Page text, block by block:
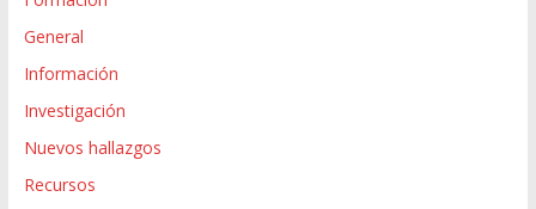
General
Información
Investigación
Nuevos hallazgos
Recursos